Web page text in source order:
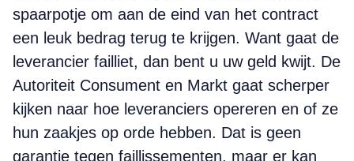
spaarpotje om aan de eind van het contract
een leuk bedrag terug te krijgen. Want gaat de
leverancier failliet, dan bent u uw geld kwijt. De
Autoriteit Consument en Markt gaat scherper
kijken naar hoe leveranciers opereren en of ze
hun zaakjes op orde hebben. Dat is geen
garantie tegen faillissementen, maar er kan